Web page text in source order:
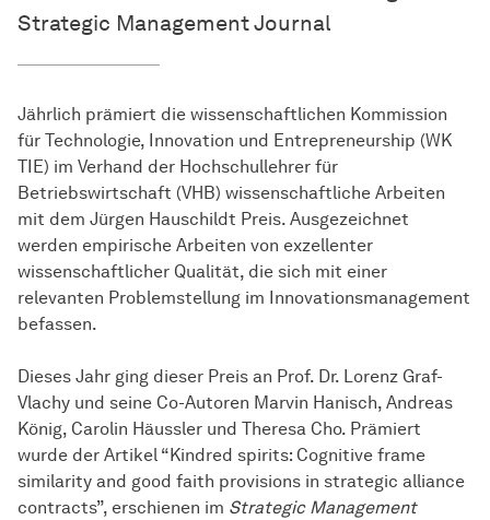
Strategic Management Journal
Jährlich prämiert die wissenschaftlichen Kommission
für Technologie, Innovation und Entrepreneurship (WK
TIE) im Verhand der Hochschullehrer für
Betriebswirtschaft (VHB) wissenschaftliche Arbeiten
mit dem Jürgen Hauschildt Preis. Ausgezeichnet
werden empirische Arbeiten von exzellenter
wissenschaftlicher Qualität, die sich mit einer
relevanten Problemstellung im Innovationsmanagement
befassen.
Dieses Jahr ging dieser Preis an Prof. Dr. Lorenz Graf-
Vlachy und seine Co-Autoren Marvin Hanisch, Andreas
König, Carolin Häussler und Theresa Cho. Prämiert
wurde der Artikel “Kindred spirits: Cognitive frame
similarity and good faith provisions in strategic alliance
contracts”, erschienen im Strategic Management